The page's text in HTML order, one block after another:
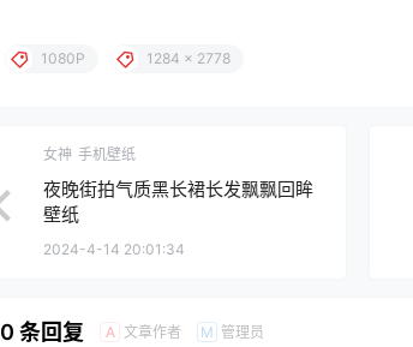
1080P 1284 x 2778
女神 手机壁纸
夜晚街拍气质黑长裙长发飘飘回眸
壁纸
2024-4-14 20:01:34
0 条回复 A 文章作者 M 管理员